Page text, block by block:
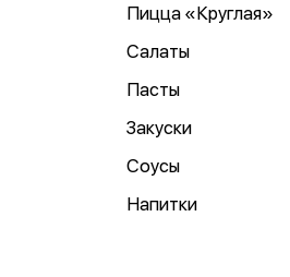
Пицца «Круглая»
Салаты
Пасты
Закуски
Соусы
Напитки